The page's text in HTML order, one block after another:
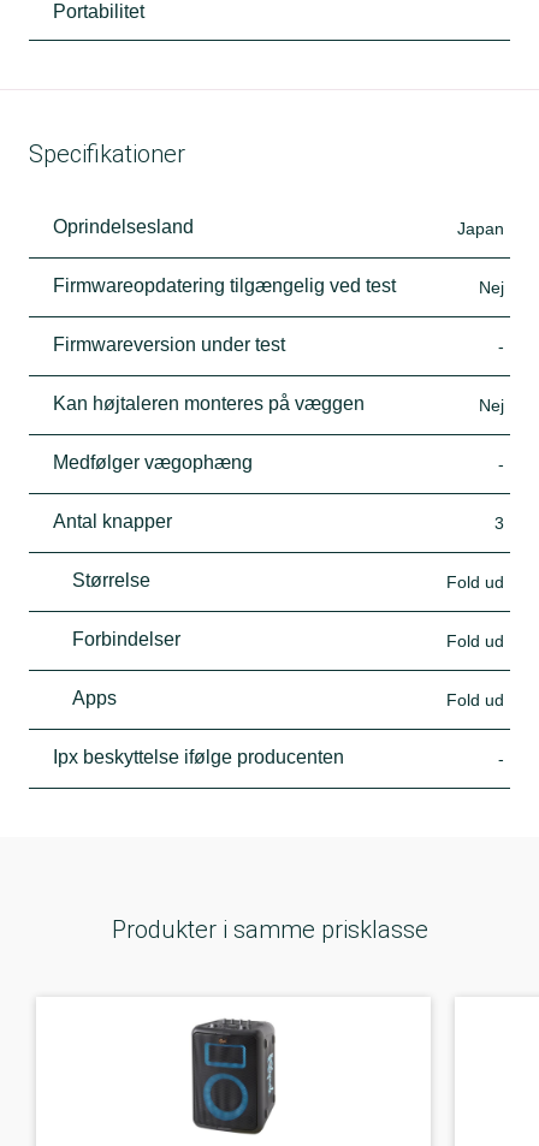
Portabilitet
Specifikationer
Oprindelsesland Japan
Firmwareopdatering tilgængelig ved test Nej
Firmwareversion under test -
Kan højtaleren monteres på væggen Nej
Medfølger vægophæng -
Antal knapper 3
Størrelse Fold ud
Forbindelser Fold ud
Apps Fold ud
Ipx beskyttelse ifølge producenten -
Produkter i samme prisklasse